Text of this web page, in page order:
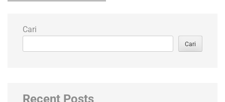
Cari
Cari
Recent Posts